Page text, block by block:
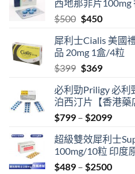
西地那非片100mg
$500 Original
was:
$500.
$450Current
is:
$450.
犀利士Cialis 美國
品 20mg 1盒/4粒
$399 Original
was:
$399.
$369Current
is:
$369.
必利勁Priligy 必利
泊西汀片【香港藥
$799 – $2099Price
$799
$2099
超級雙效犀利士
100mg/10粒 印度
$489 – $2500Price